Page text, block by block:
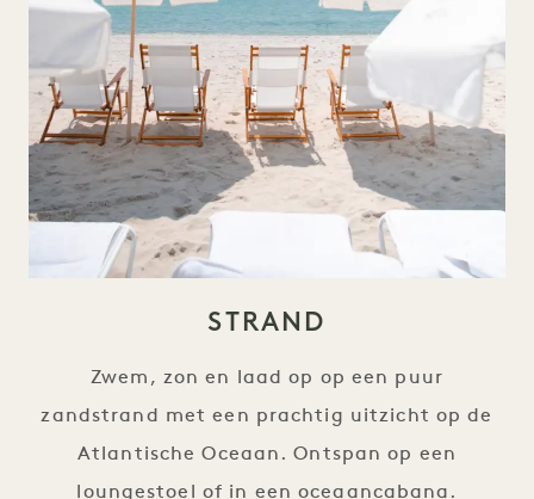
STRAND
Zwem, zon en laad op op een puur
zandstrand met een prachtig uitzicht op de
Atlantische Oceaan. Ontspan op een
loungestoel of in een oceaancabana.